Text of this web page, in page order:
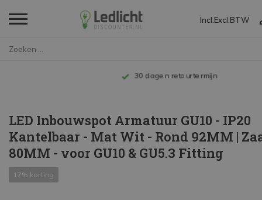
Incl. Excl. BTW
Tot 10 jaar garantie
LED Inbouwspot Armatuur GU10 - IP20
Kantelbaar - Mat Wit - Rond 92MM |
80MM - voor GU10 & GU5.3 Fitting
17% korting